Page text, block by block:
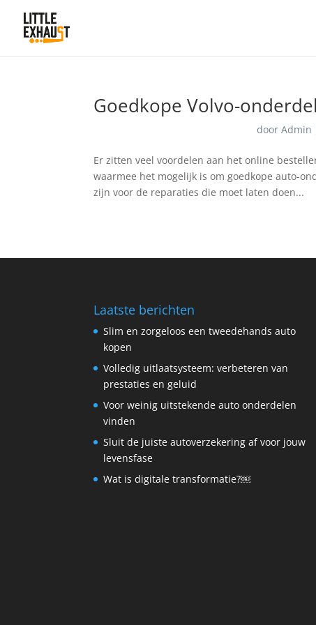
Goedkope Volvo-
doorAdmin
Er zitten veel voordelen aan het online
waarmee het mogelijk is om goedkope auto-
zijn voor de reparaties die moet laten doen...
Laatste berichten
Slim en zorgeloos een tweedehands auto
kopen
Volledig uitlaatsysteem: verbeteren van
prestaties en geluid
Voor weinig uitstekende auto onderdelen
vinden
Sluit de juiste autoverzekering af voor jouw
levensfase
Wat is digitale transformatie?￼